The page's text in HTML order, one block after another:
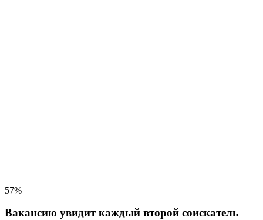
57%
Вакансию увидит каждый второй соискатель